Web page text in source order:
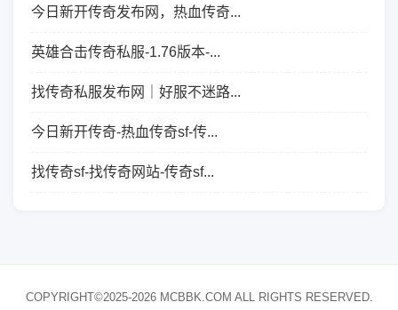
今日新开传奇发布网，热血传奇...
英雄合击传奇私服-1.76版本-...
找传奇私服发布网｜好服不迷路...
今日新开传奇-热血传奇sf-传...
找传奇sf-找传奇网站-传奇sf...
COPYRIGHT©2025-2026 MCBBK.COM ALL RIGHTS RESERVED.